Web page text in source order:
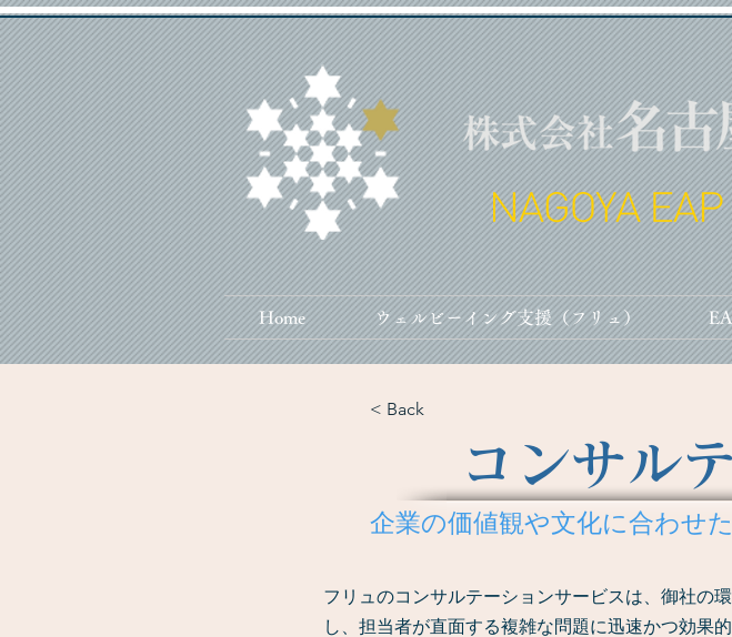
Home ウェルビーイング支援（フリュ）
< Back
コンサル
企業の価値観や文化に合わせ
フリュのコンサルテーションサービスは、御社の
し、担当者が直面する複雑な問題に迅速かつ効果的